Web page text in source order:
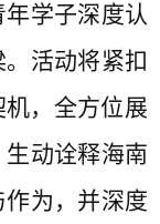
学子深度认
活动将紧扣
机，全方位展
动诠释海南
为，并深度